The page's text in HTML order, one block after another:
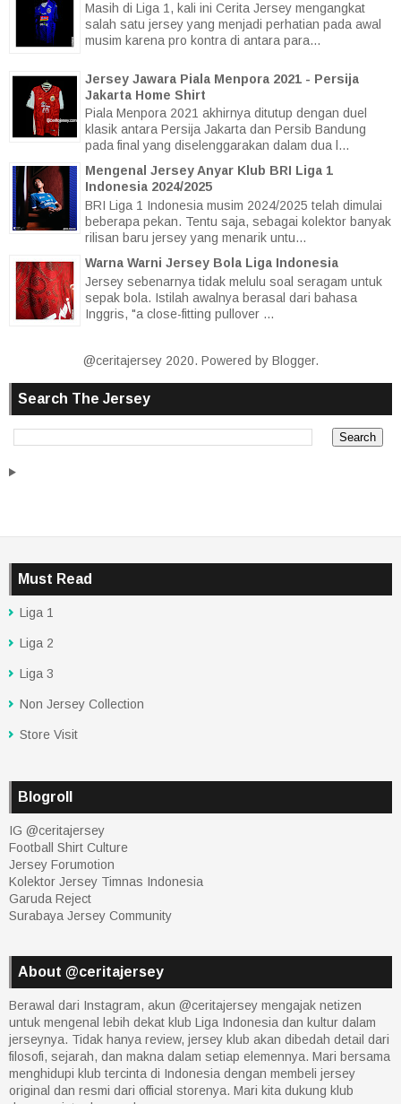
Masih di Liga 1, kali ini Cerita Jersey mengangkat
salah satu jersey yang menjadi perhatian pada awal
musim karena pro kontra di antara para...
Jersey Jawara Piala Menpora 2021 - Persija
Jakarta Home Shirt
Piala Menpora 2021 akhirnya ditutup dengan duel
klasik antara Persija Jakarta dan Persib Bandung
pada final yang diselenggarakan dalam dua l...
Mengenal Jersey Anyar Klub BRI Liga 1
Indonesia 2024/2025
BRI Liga 1 Indonesia musim 2024/2025 telah dimulai
beberapa pekan. Tentu saja, sebagai kolektor banyak
rilisan baru jersey yang menarik untu...
Warna Warni Jersey Bola Liga Indonesia
Jersey sebenarnya tidak melulu soal seragam untuk
sepak bola. Istilah awalnya berasal dari bahasa
Inggris, "a close-fitting pullover ...
@ceritajersey 2020. Powered by Blogger.
Search The Jersey
Must Read
Liga 1
Liga 2
Liga 3
Non Jersey Collection
Store Visit
Blogroll
IG @ceritajersey
Football Shirt Culture
Jersey Forumotion
Kolektor Jersey Timnas Indonesia
Garuda Reject
Surabaya Jersey Community
About @ceritajersey
Berawal dari Instagram, akun @ceritajersey mengajak netizen
untuk mengenal lebih dekat klub Liga Indonesia dan kultur dalam
jerseynya. Tidak hanya review, jersey klub akan dibedah detail dari
filosofi, sejarah, dan makna dalam setiap elemennya. Mari bersama
menghidupi klub tercinta di Indonesia dengan membeli jersey
original dan resmi dari official storenya. Mari kita dukung klub